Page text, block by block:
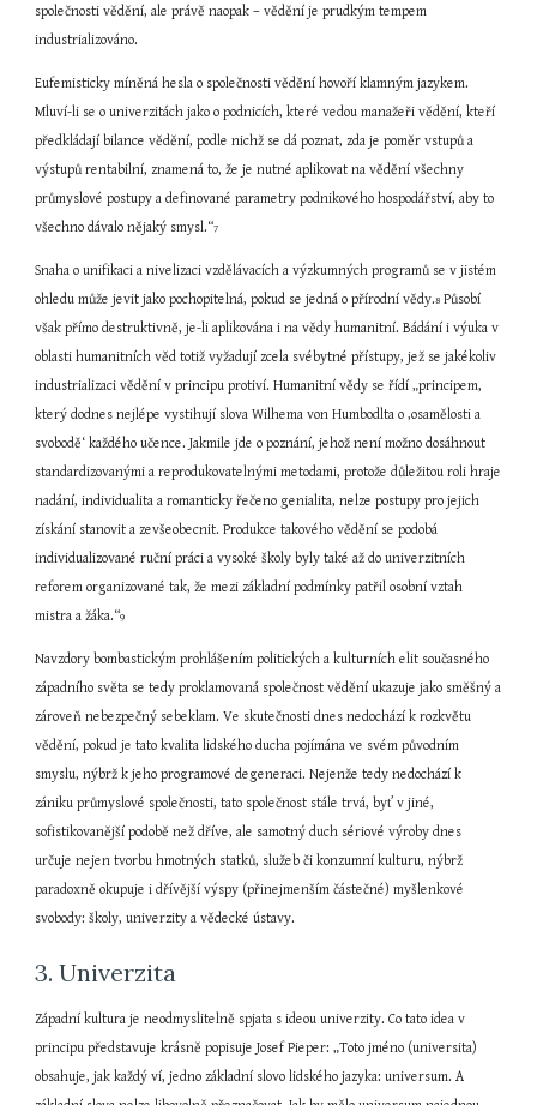
společnosti vědění, ale právě naopak – vědění je prudkým tempem
industrializováno.
Eufemisticky míněná hesla o společnosti vědění hovoří klamným jazykem.
Mluví-li se o univerzitách jako o podnicích, které vedou manažeři vědění, kteří
předkládají bilance vědění, podle nichž se dá poznat, zda je poměr vstupů a
výstupů rentabilní, znamená to, že je nutné aplikovat na vědění všechny
průmyslové postupy a definované parametry podnikového hospodářství, aby to
všechno dávalo nějaký smysl.“7
Snaha o unifikaci a nivelizaci vzdělávacích a výzkumných programů se v jistém
ohledu může jevit jako pochopitelná, pokud se jedná o přírodní vědy.8 Působí
však přímo destruktivně, je-li aplikována i na vědy humanitní. Bádání i výuka v
oblasti humanitních věd totiž vyžadují zcela svébytné přístupy, jež se jakékoliv
industrializaci vědění v principu protiví. Humanitní vědy se řídí „principem,
který dodnes nejlépe vystihují slova Wilhema von Humbodlta o ‚osamělosti a
svobodě‘ každého učence. Jakmile jde o poznání, jehož není možno dosáhnout
standardizovanými a reprodukovatelnými metodami, protože důležitou roli hraje
nadání, individualita a romanticky řečeno genialita, nelze postupy pro jejich
získání stanovit a zevšeobecnit. Produkce takového vědění se podobá
individualizované ruční práci a vysoké školy byly také až do univerzitních
reforem organizované tak, že mezi základní podmínky patřil osobní vztah
mistra a žáka.“9
Navzdory bombastickým prohlášením politických a kulturních elit současného
západního světa se tedy proklamovaná společnost vědění ukazuje jako směšný a
zároveň nebezpečný sebeklam. Ve skutečnosti dnes nedochází k rozkvětu
vědění, pokud je tato kvalita lidského ducha pojímána ve svém původním
smyslu, nýbrž k jeho programové degeneraci. Nejenže tedy nedochází k
zániku průmyslové společnosti, tato společnost stále trvá, byť v jiné,
sofistikovanější podobě než dříve, ale samotný duch sériové výroby dnes
určuje nejen tvorbu hmotných statků, služeb či konzumní kulturu, nýbrž
paradoxně okupuje i dřívější výspy (přinejmenším částečné) myšlenkové
svobody: školy, univerzity a vědecké ústavy.
3. Univerzita
Západní kultura je neodmyslitelně spjata s ideou univerzity. Co tato idea v
principu představuje krásně popisuje Josef Pieper: „Toto jméno (universita)
obsahuje, jak každý ví, jedno základní slovo lidského jazyka: universum. A